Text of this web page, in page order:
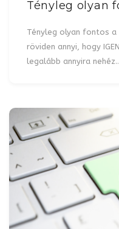
Tényleg olyan
Tényleg olyan fontos a
röviden annyi, hogy
legalább annyira